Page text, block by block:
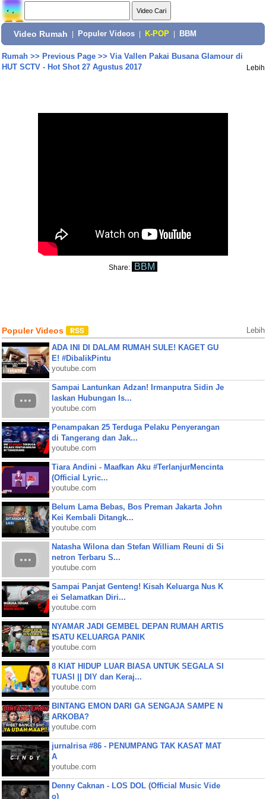
Video Rumah Populer Videos K-POP BBM
Rumah>> Previous Page>> Via Vallen Pakai Busana Glamour di
HUT SCTV - Hot Shot 27 Agustus 2017
Lebih
Share: BBM
Populer Videos Lebih
ADA INI DI DALAM RUMAH SULE! KAGET GU
E! #DibalikPintu
youtube.com
Sampai Lantunkan Adzan! Irmanputra Sidin Je
laskan Hubungan Is...
youtube.com
Penampakan 25 Terduga Pelaku Penyerangan
di Tangerang dan Jak...
youtube.com
Tiara Andini - Maafkan Aku #TerlanjurMencinta
(Official Lyric...
youtube.com
Belum Lama Bebas, Bos Preman Jakarta John
Kei Kembali Ditangk...
youtube.com
Natasha Wilona dan Stefan William Reuni di Si
netron Terbaru S...
youtube.com
Sampai Panjat Genteng! Kisah Keluarga Nus K
ei Selamatkan Diri...
youtube.com
NYAMAR JADI GEMBEL DEPAN RUMAH ARTIS
❗SATU KELUARGA PANIK
youtube.com
8 KIAT HIDUP LUAR BIASA UNTUK SEGALA SI
TUASI || DIY dan Keraj...
youtube.com
BINTANG EMON DARI GA SENGAJA SAMPE N
ARKOBA?
youtube.com
jurnalrisa #86 - PENUMPANG TAK KASAT MAT
A
youtube.com
Denny Caknan - LOS DOL (Official Music Vide
o)